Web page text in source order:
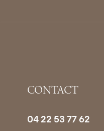
CONTACT
04 22 53 77 62